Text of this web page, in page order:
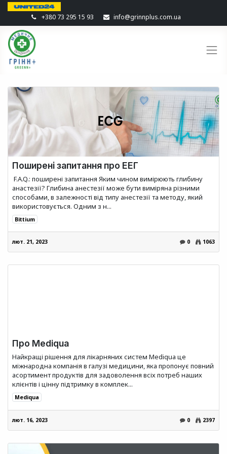
+380 73 295 15 93 info@grinnplus.com.ua
Поширені запитання про ЕЕГ
​ F.A.Q.: поширені запитання Яким чином вимірюють глибину
анастезії? Глибина анестезії може бути виміряна різними
способами, в залежності від типу анестезії та методу, який
використовується. Одним з н...
Bittium
лют. 21, 2023 0 1063
Про Mediqua
Найкращі рішення для лікарняних систем Mediqua це
міжнародна компанія в галузі медицини, яка пропонує повний
асортимент продуктів для задоволення всіх потреб наших
клієнтів і цінну підтримку в комплек...
Mediqua
лют. 16, 2023 0 2397